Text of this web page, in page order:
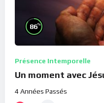
86%
Présence Intemporelle
Un moment avec
4 Années Passés